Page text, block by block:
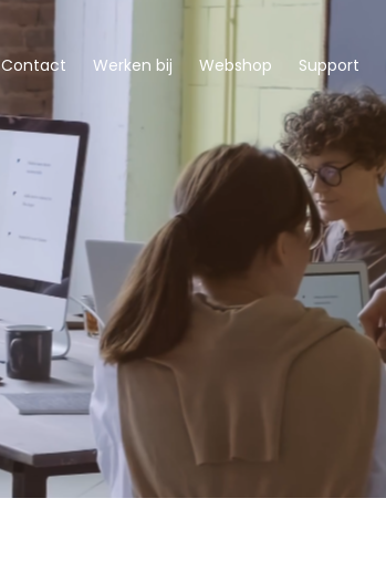
Contact Werken bij Webshop Support